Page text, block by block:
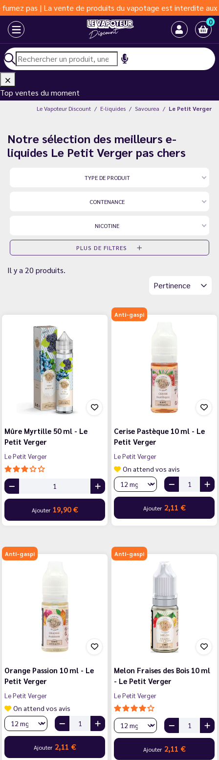
La vente de produits du vapotage est interdite aux moins de
0
Top ventes du moment
Le Vapoteur Discount E-liquides Savourea Le Petit Verger
Notre sélection des meilleurs e-
liquides Le Petit Verger pas chers
TYPE DE PRODUIT
CONTENANCE
NICOTINE
PLUS DE FILTRES
Il y a 20 produits.
Pertinence
Mûre Myrtille 50 ml - Le
Petit Verger
Le Petit Verger
Ajouter 19,90 €
Anti-gaspi
Cerise Pastèque 10 ml - Le
Petit Verger
Le Petit Verger
On attend vos avis
Ajouter 2,11 €
Anti-gaspi
Orange Passion 10 ml - Le
Petit Verger
Le Petit Verger
On attend vos avis
Ajouter 2,11 €
Anti-gaspi
Melon Fraises des Bois 10 ml
- Le Petit Verger
Le Petit Verger
Ajouter 2,11 €